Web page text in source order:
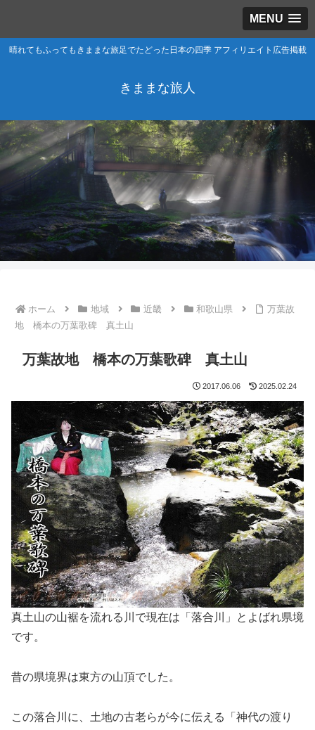
MENU
晴れてもふってもきままな旅足でたどった日本の四季 アフィリエイト広告掲載
きままな旅人
ホーム 地域 近畿 和歌山県
万葉故
地 橋本の万葉歌碑 真土山
万葉故地 橋本の万葉歌碑 真土山
2017.06.06 2025.02.24
真土山の山裾を流れる川で現在は「落合川」とよばれ県境
です。
昔の県境界は東方の山頂でした。
この落合川に、土地の古老らが今に伝える「神代の渡り